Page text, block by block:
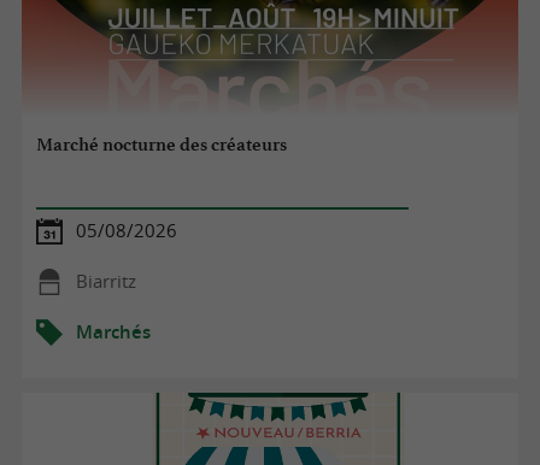
Marché nocturne des créateurs
05/08/2026
Biarritz
Marchés